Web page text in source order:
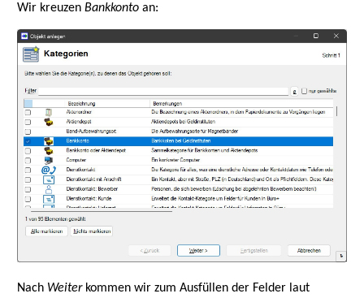
Wir kreuzen Bankkontoan:
Nach Weiterkommen wir zum Ausfüllen der Felder laut